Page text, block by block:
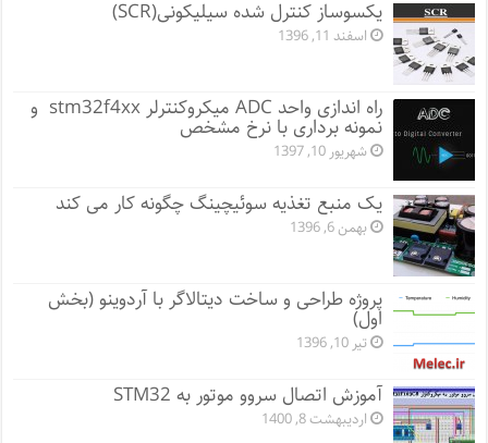
یکسوساز کنترل شده سیلیکونی(SCR)
اسفند 11, 1396
راه اندازی واحد ADC میکروکنترلر stm32f4xx و
نمونه برداری با نرخ مشخص
شهریور 10, 1397
یک منبع تغذیه سوئیچینگ چگونه کار می کند
بهمن 6, 1396
پروژه طراحی و ساخت دیتالاگر با آردوینو (بخش
اول)
تیر 10, 1396
آموزش اتصال سروو موتور به STM32
اردیبهشت 8, 1400